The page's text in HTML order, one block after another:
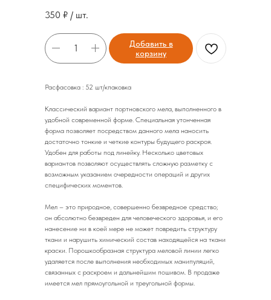
350 ₽ / шт.
Добавить в
корзину
Расфасовка : 52 шт/кпаковка
Классический вариант портновского мела, выполненного в
удобной современной форме. Специальная утонченная
форма позволяет посредством данного мела наносить
достаточно тонкие и четкие контуры будущего раскроя.
Удобен для работы под линейку. Несколько цветовых
вариантов позволяют осуществлять сложную разметку с
возможным указанием очередности операций и других
специфических моментов.
Мел – это природное, совершенно безвредное средство;
он абсолютно безвреден для человеческого здоровья, и его
нанесение ни в коей мере не может повредить структуру
ткани и нарушить химический состав находящейся на ткани
краски. Порошкообразная структура меловой линии легко
удаляется после выполнения необходимых манипуляций,
связанных с раскроем и дальнейшим пошивом. В продаже
имеется мел прямоугольной и треугольной формы.